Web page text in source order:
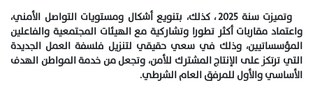
وتميزت سنة 2025 ، كذلك، بتنويع أشكال ومستويات التواصل الأمني،
واعتماد مقاربات أكثر تطورا وتشاركية مع الهيئات المجتمعية والفاعلين
المؤسساتيين، وذلك في سعي حقيقي لتنزيل فلسفة العمل الجديدة
التي ترتكز على الإنتاج المشترك للأمن، وتجعل من خدمة المواطن الهدف
الأساسي والأول للمرفق العام الشرطي.